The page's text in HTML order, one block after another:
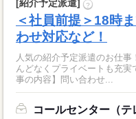
[紹介予定派遣] ?
＜社員前提＞18時
わせ対応など！
人気の紹介予定派遣のお仕
んどなくプライベートも充
事の内容】問い合わせ...
コールセンター（テ